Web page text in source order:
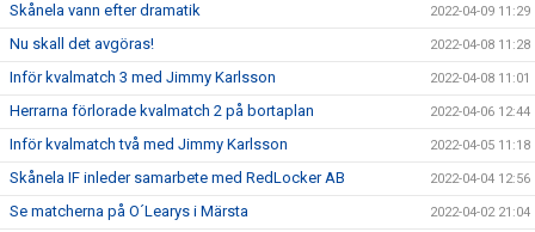
Skånela vann efter dramatik 2022-04-09 11:29
Nu skall det avgöras! 2022-04-08 11:28
Inför kvalmatch 3 med Jimmy Karlsson 2022-04-08 11:01
Herrarna förlorade kvalmatch 2 på bortaplan 2022-04-06 12:44
Inför kvalmatch två med Jimmy Karlsson 2022-04-05 11:18
Skånela IF inleder samarbete med RedLocker AB 2022-04-04 12:56
Se matcherna på O´Learys i Märsta 2022-04-02 21:04